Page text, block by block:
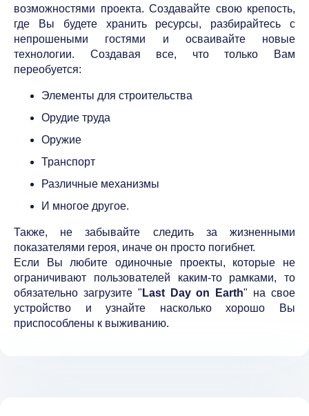
возможностями проекта. Создавайте свою крепость,
где Вы будете хранить ресурсы, разбирайтесь с
непрошеными гостями и осваивайте новые
технологии. Создавая все, что только Вам
переобуется:
Элементы для строительства
Орудие труда
Оружие
Транспорт
Различные механизмы
И многое другое.
Также, не забывайте следить за жизненными
показателями героя, иначе он просто погибнет.
Если Вы любите одиночные проекты, которые не
ограничивают пользователей каким-то рамками, то
обязательно загрузите " Last Day on Earth" на свое
устройство и узнайте насколько хорошо Вы
приспособлены к выживанию.